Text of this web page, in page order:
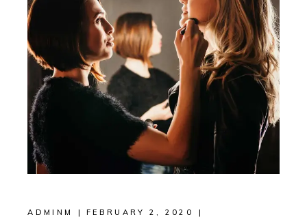
ADMINM FEBRUARY 2, 2020